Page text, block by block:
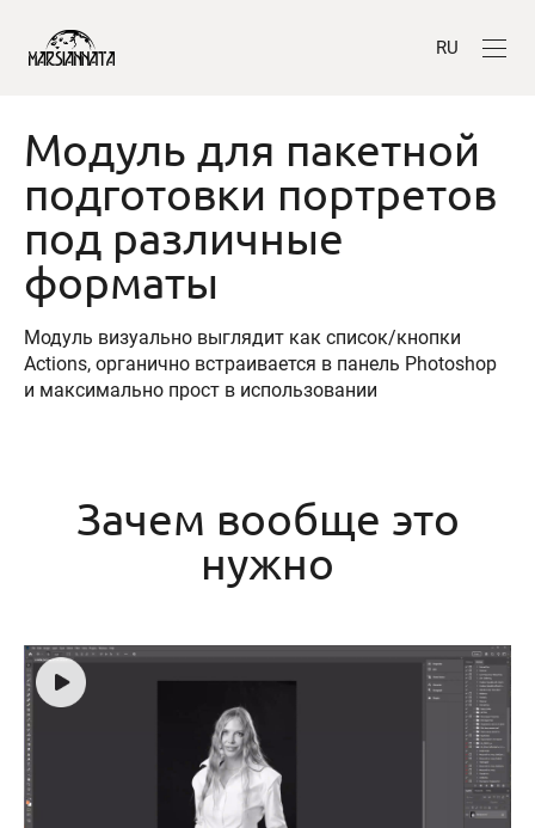
RU
Модуль для пакетной
подготовки портретов
под различные
форматы
Модуль визуально выглядит как список/кнопки
Actions, органично встраивается в панель Photoshop
и максимально прост в использовании
Зачем вообще это
нужно